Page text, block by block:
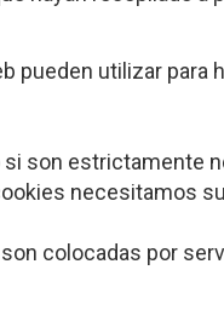
pueden utilizar para
son estrictamente
necesitamos
colocadas por